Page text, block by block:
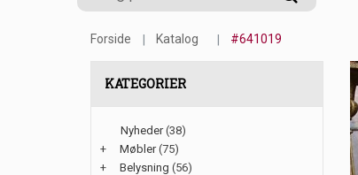
Forside Katalog #641019
KATEGORIER
Nyheder(38)
+
Møbler(75)
+
Belysning (56)